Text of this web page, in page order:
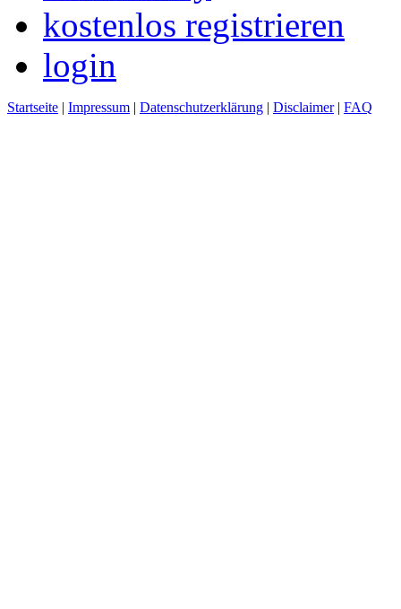
kostenlos registrieren
login
Startseite | Impressum | Datenschutzerklärung | Disclaimer| FAQ